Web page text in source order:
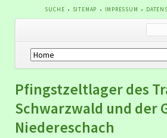
NAVIGATION
SUCHE SITEMAP IMPRESSUM
Navigation
überspringen
Pfingstzeltlager des
Schwarzwald und der
Niedereschach